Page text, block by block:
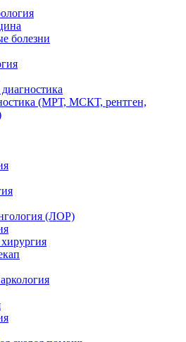
болезни
(МРТ, МСКТ, рентген,
(ЛОР)